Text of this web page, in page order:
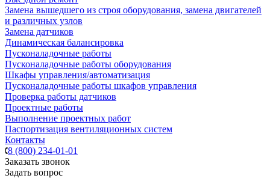
Замена вышедшего из строя оборудования, замена двигателей
и различных узлов
Замена датчиков
Динамическая балансировка
Пусконаладочные работы
Пусконаладочные работы оборудования
Шкафы управления/автоматизация
Пусконаладочные работы шкафов управления
Проверка работы датчиков
Проектные работы
Выполнение проектных работ
Паспортизация вентиляционных систем
Контакты
8 (800) 234-01-01
Заказать звонок
Задать вопрос